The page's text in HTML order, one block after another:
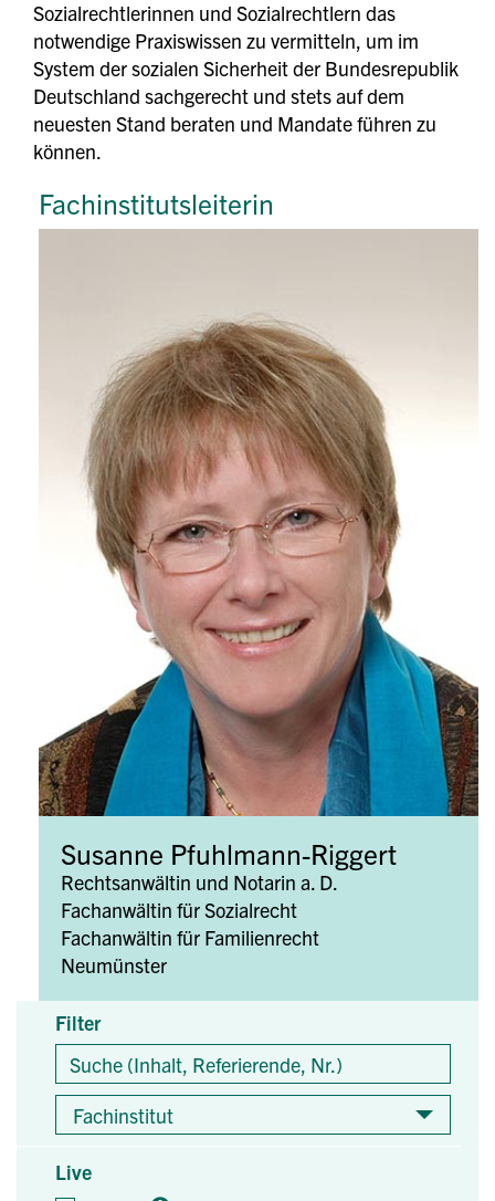
Sozialrechtlerinnen und Sozialrechtlern das
notwendige Praxiswissen zu vermitteln, um im
System der sozialen Sicherheit der Bundesrepublik
Deutschland sachgerecht und stets auf dem
neuesten Stand beraten und Mandate führen zu
können.
Fachinstitutsleiterin
Susanne Pfuhlmann-Riggert
Rechtsanwältin und Notarin a. D.
Fachanwältin für Sozialrecht
Fachanwältin für Familienrecht
Neumünster
Filter
Fachinstitut
Live